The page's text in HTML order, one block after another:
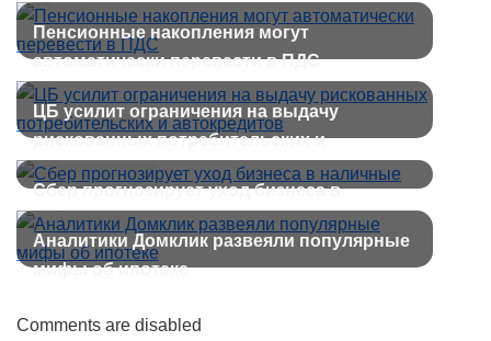
13 лет
Пенсионные накопления могут
автоматически перевести в ПДС
ЦБ усилит ограничения на выдачу
рискованных потребительских и
автокредитов
Сбер прогнозирует уход бизнеса в
наличные
Аналитики Домклик развеяли популярные
мифы об ипотеке
Comments are disabled